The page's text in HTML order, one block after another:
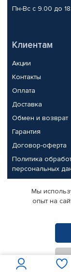
Пн-Вс с 9.00 до
Клиентам
Акции
Контакты
Оплата
Доставка
Обмен и возврат
Гарантия
Договор-оферта
Политика
персональных
Партнерам
Корпоративным
Поставщикам
© КАМАЗ ЦЕНТР
Интернет-магазин
Мы
опыт на